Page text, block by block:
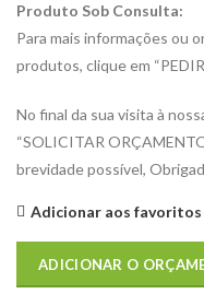
Produto Sob Consulta:
Para mais informações ou
produtos, clique em
No final da sua visita à
“SOLICITAR
brevidade possível,
Adicionar aos favoritos
ADICIONAR O